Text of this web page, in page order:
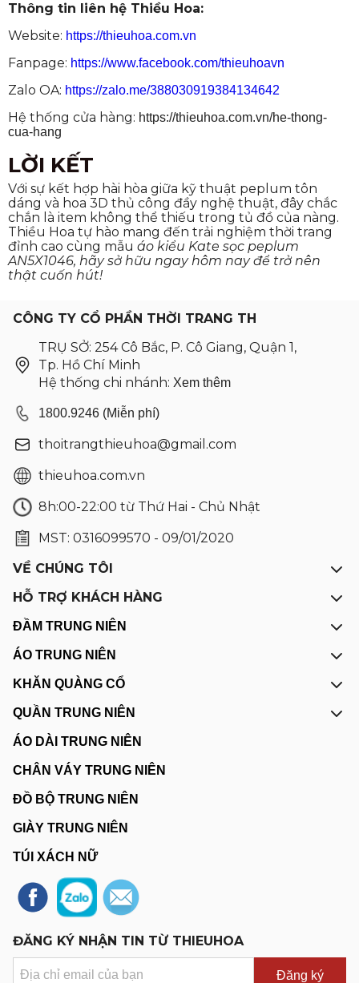
Thông tin liên hệ Thiều Hoa:
Website: https://thieuhoa.com.vn
Fanpage: https://www.facebook.com/thieuhoavn
Zalo OA: https://zalo.me/388030919384134642
Hệ thống cửa hàng: https://thieuhoa.com.vn/he-thong-
cua-hang
LỜI KẾT
Với sự kết hợp hài hòa giữa kỹ thuật peplum tôn
dáng và hoa 3D thủ công đầy nghệ thuật, đây chắc
chắn là item không thể thiếu trong tủ đồ của nàng.
Thiều Hoa tự hào mang đến trải nghiệm thời trang
đỉnh cao cùng mẫu áo kiểu Kate sọc peplum
AN5X1046, hãy sở hữu ngay hôm nay để trở nên
thật cuốn hút!
CÔNG TY CỔ PHẦN THỜI TRANG TH
TRỤ SỞ: 254 Cô Bắc, P. Cô Giang, Quận 1,
Tp. Hồ Chí Minh
Hệ thống chi nhánh: Xem thêm
1800.9246 (Miễn phí)
thoitrangthieuhoa@gmail.com
thieuhoa.com.vn
8h:00-22:00 từ Thứ Hai - Chủ Nhật
MST: 0316099570 - 09/01/2020
VỀ CHÚNG TÔI
HỖ TRỢ KHÁCH HÀNG
ĐẦM TRUNG NIÊN
ÁO TRUNG NIÊN
KHĂN QUÀNG CỔ
QUẦN TRUNG NIÊN
ÁO DÀI TRUNG NIÊN
CHÂN VÁY TRUNG NIÊN
ĐỒ BỘ TRUNG NIÊN
GIÀY TRUNG NIÊN
TÚI XÁCH NỮ
ĐĂNG KÝ NHẬN TIN TỪ THIEUHOA
Đăng ký